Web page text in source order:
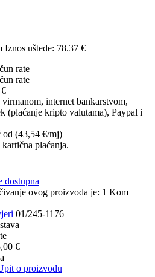
Iznos uštede: 78.37 €
rate
rate
internet bankarstvom,
(plaćanje kripto valutama), Paypal i
od (43,54 €/mj)
plaćanja.
dostupna
ovog proizvoda je: 1 Kom
01/245-1176
€
o proizvodu